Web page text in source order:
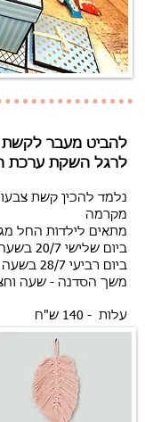
להביט מעבר לקשת
לרגל השקת ערכת
מקרמה
מתאים לילדות החל
ביום שלישי 20/7 בשעה 10-12
ביום רביעי 28/7 בשעה 10-12
משך הסדנה - שעה
עלות - 140 ש"ח